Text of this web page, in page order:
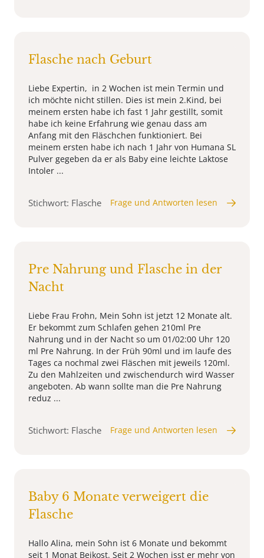
Flasche nach Geburt
Liebe Expertin, in 2 Wochen ist mein Termin und
ich möchte nicht stillen. Dies ist mein 2.Kind, bei
meinem ersten habe ich fast 1 Jahr gestillt, somit
habe ich keine Erfahrung wie genau dass am
Anfang mit den Fläschchen funktioniert. Bei
meinem ersten habe ich nach 1 Jahr von Humana SL
Pulver gegeben da er als Baby eine leichte Laktose
Intoler ...
Stichwort: Flasche Frage und Antworten lesen
Pre Nahrung und Flasche in der
Nacht
Liebe Frau Frohn, Mein Sohn ist jetzt 12 Monate alt.
Er bekommt zum Schlafen gehen 210ml Pre
Nahrung und in der Nacht so um 01/02:00 Uhr 120
ml Pre Nahrung. In der Früh 90ml und im laufe des
Tages ca nochmal zwei Fläschen mit jeweils 120ml.
Zu den Mahlzeiten und zwischendurch wird Wasser
angeboten. Ab wann sollte man die Pre Nahrung
reduz ...
Stichwort: Flasche Frage und Antworten lesen
Baby 6 Monate verweigert die
Flasche
Hallo Alina, mein Sohn ist 6 Monate und bekommt
seit 1 Monat Beikost. Seit 2 Wochen isst er mehr von